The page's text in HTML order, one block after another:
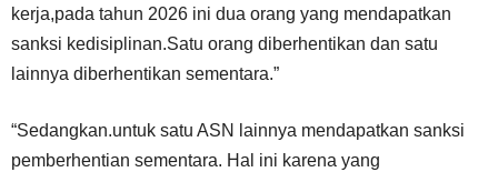
kerja,pada tahun 2026 ini dua orang yang mendapatkan
sanksi kedisiplinan.Satu orang diberhentikan dan satu
lainnya diberhentikan sementara.”
“Sedangkan.untuk satu ASN lainnya mendapatkan sanksi
pemberhentian sementara. Hal ini karena yang